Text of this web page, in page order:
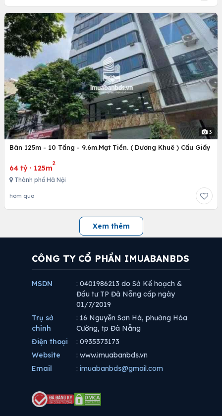
3
Bán 125m - 10 Tầng - 9.6m.Mạt Tiền. ( Dương Khuê ) Cầu Giấy
64 tỷ · 125m
2
Thành phố Hà Nội
hôm qua
Xem thêm
CÔNG TY CỔ PHẦN IMUABANBDS
MSDN
: 0401986213 do Sở Kế hoạch &
Đầu tư TP Đà Nẵng cấp ngày
01/7/2019
Trụ sở
chính
: 16 Nguyễn Sơn Hà, phường Hòa
Cường, tp Đà Nẵng
Điện thoại
: 0935373173
Website
: www.imuabanbds.vn
Email
: imuabanbds@gmail.com